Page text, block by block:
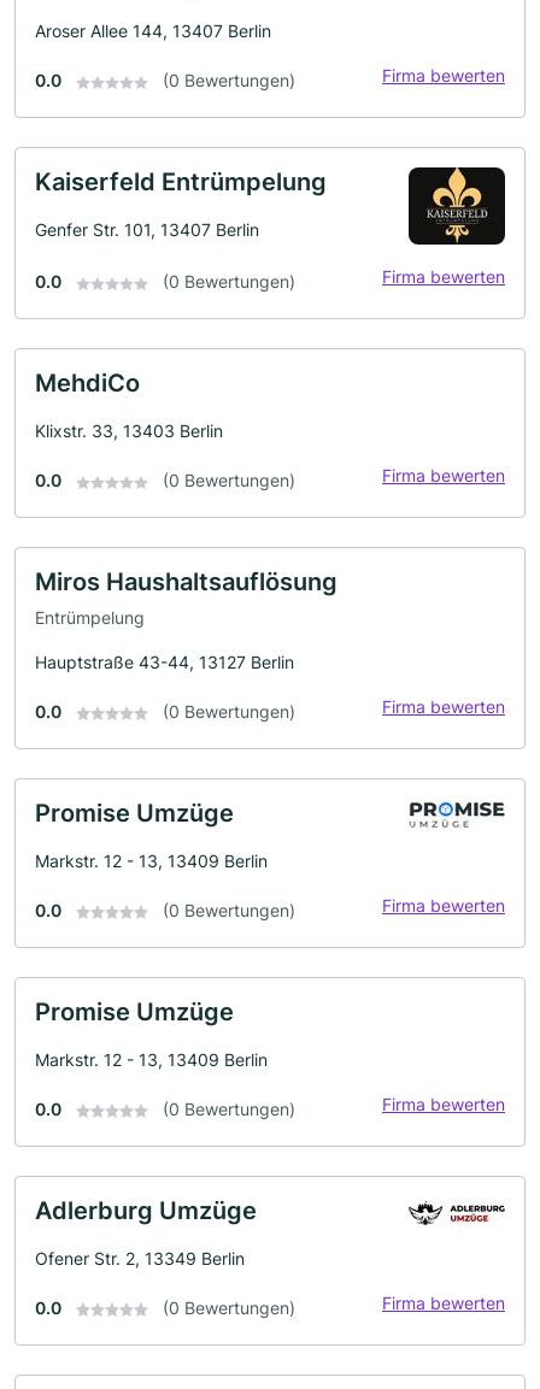
Aroser Allee 144, 13407 Berlin
0.0 (0 Bewertungen) Firma bewerten
Kaiserfeld Entrümpelung
Genfer Str. 101, 13407 Berlin
0.0 (0 Bewertungen) Firma bewerten
MehdiCo
Klixstr. 33, 13403 Berlin
0.0 (0 Bewertungen) Firma bewerten
Miros Haushaltsauflösung
Entrümpelung
Hauptstraße 43-44, 13127 Berlin
0.0 (0 Bewertungen) Firma bewerten
Promise Umzüge
Markstr. 12 - 13, 13409 Berlin
0.0 (0 Bewertungen) Firma bewerten
Promise Umzüge
Markstr. 12 - 13, 13409 Berlin
0.0 (0 Bewertungen) Firma bewerten
Adlerburg Umzüge
Ofener Str. 2, 13349 Berlin
0.0 (0 Bewertungen) Firma bewerten